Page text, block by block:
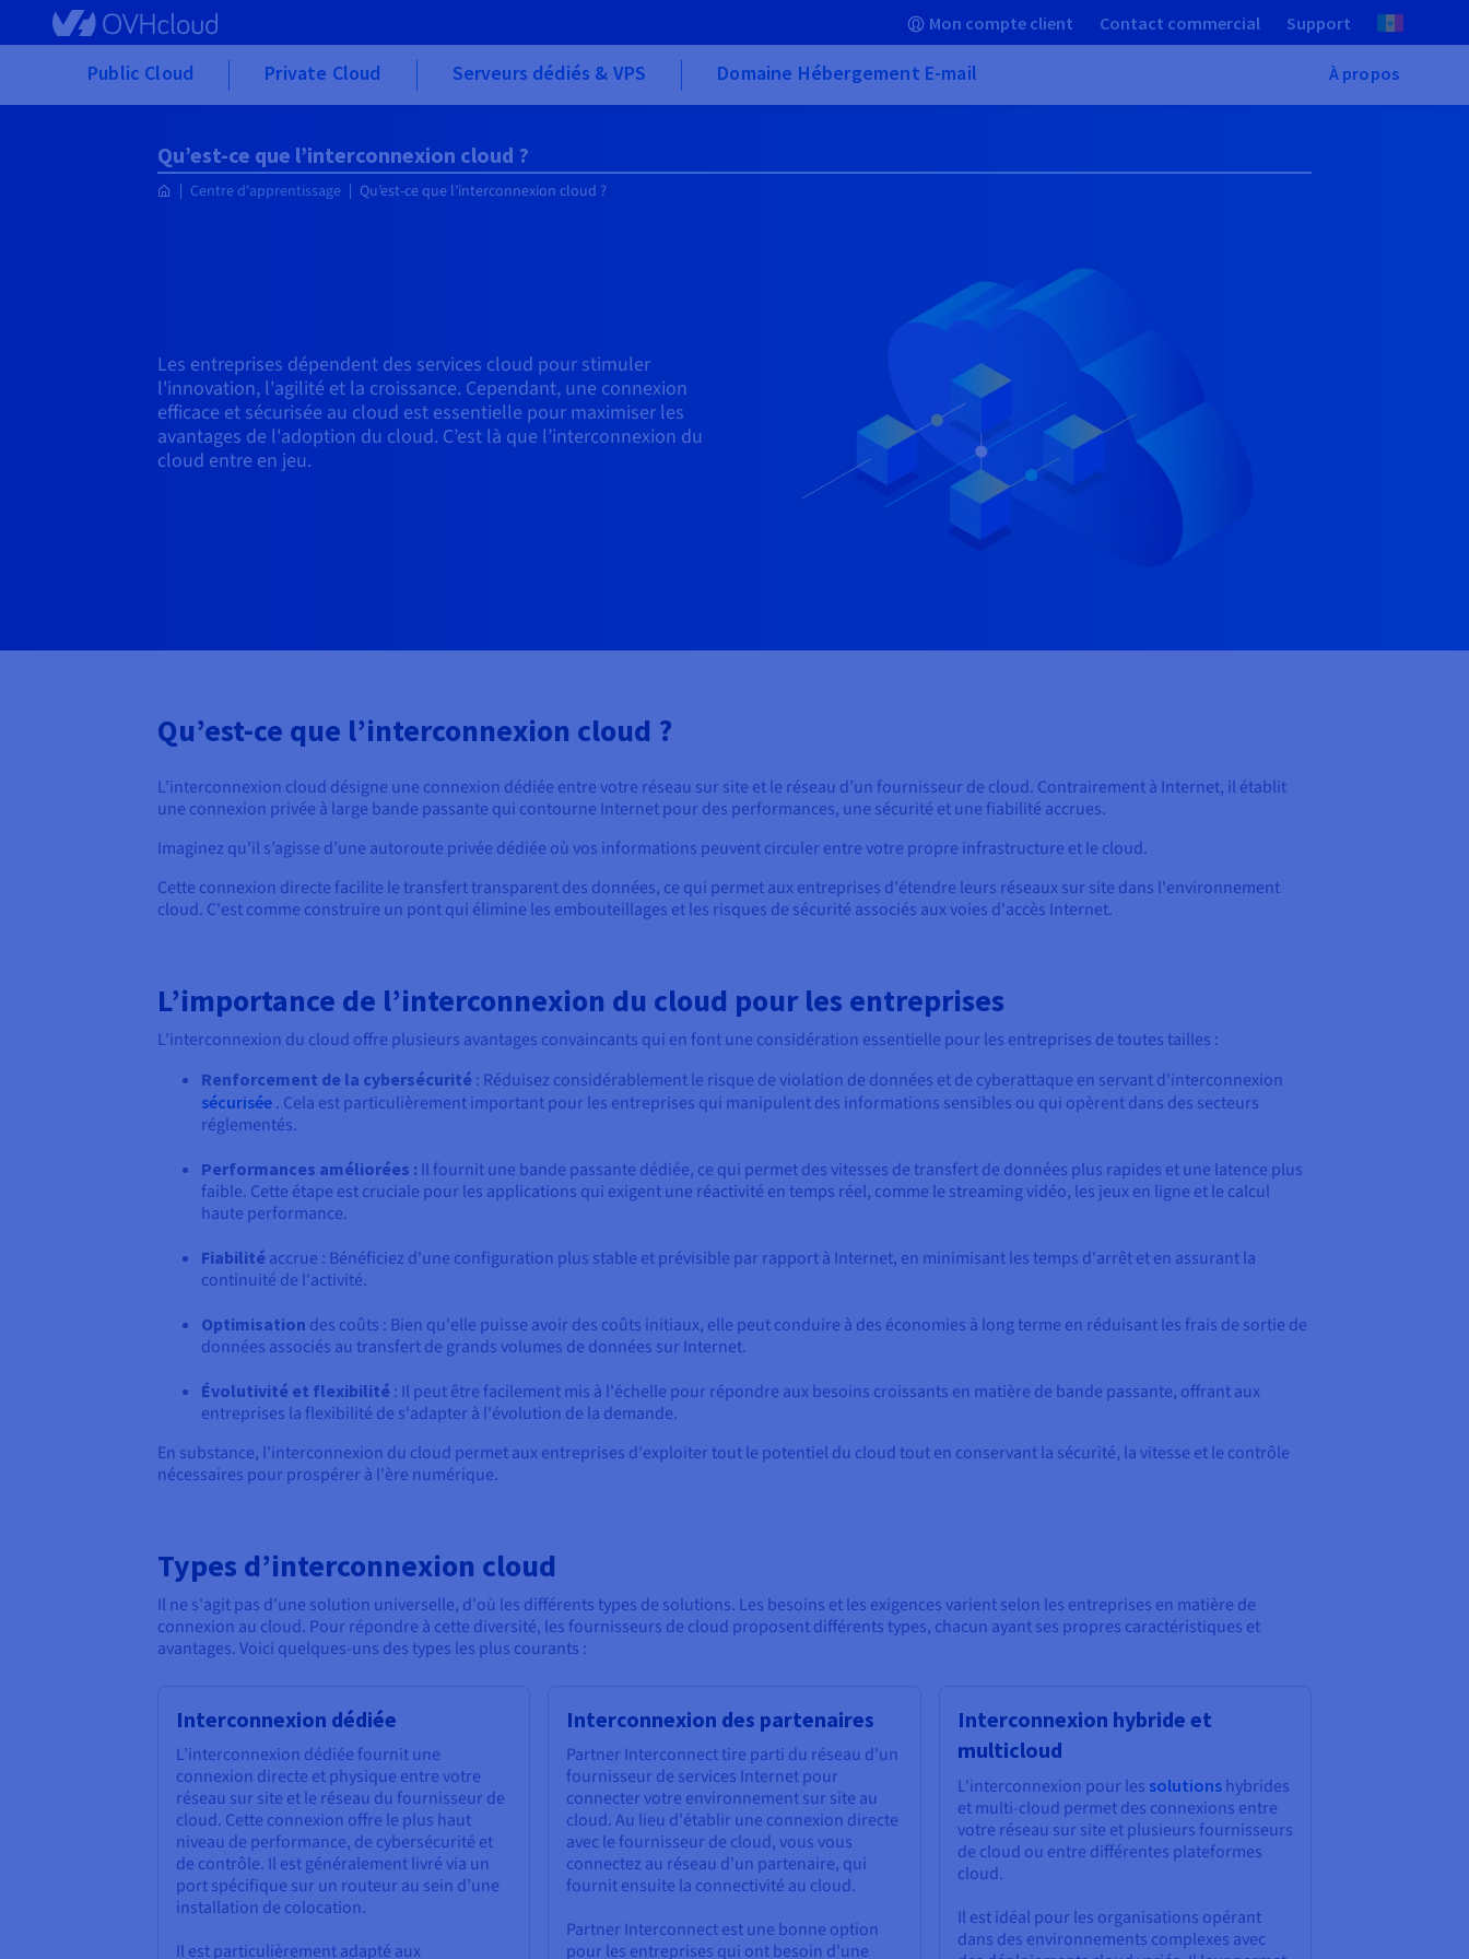
Skip to main content Mon compte client Contact commercial Support
Public Cloud Private Cloud Serveurs dédiés & VPS Domaine Hébergement E-mail À propos
Qu’est-ce que l’interconnexion cloud ?
Centre d'apprentissage Qu’est-ce que l’interconnexion cloud ?
Les entreprises dépendent des services cloud pour stimuler
l'innovation, l'agilité et la croissance. Cependant, une connexion
efficace et sécurisée au cloud est essentielle pour maximiser les
avantages de l'adoption du cloud. C’est là que l’interconnexion du
cloud entre en jeu.
Qu’est-ce que l’interconnexion cloud ?
L’interconnexion cloud désigne une connexion dédiée entre votre réseau sur site et le réseau d’un fournisseur de cloud. Contrairement à Internet, il établit
une connexion privée à large bande passante qui contourne Internet pour des performances, une sécurité et une fiabilité accrues.
Imaginez qu’il s’agisse d’une autoroute privée dédiée où vos informations peuvent circuler entre votre propre infrastructure et le cloud.
Cette connexion directe facilite le transfert transparent des données, ce qui permet aux entreprises d'étendre leurs réseaux sur site dans l'environnement
cloud. C'est comme construire un pont qui élimine les embouteillages et les risques de sécurité associés aux voies d'accès Internet.
L’importance de l’interconnexion du cloud pour les entreprises
L’interconnexion du cloud offre plusieurs avantages convaincants qui en font une considération essentielle pour les entreprises de toutes tailles :
Renforcement de la cybersécurité : Réduisez considérablement le risque de violation de données et de cyberattaque en servant d'interconnexion
sécurisée . Cela est particulièrement important pour les entreprises qui manipulent des informations sensibles ou qui opèrent dans des secteurs
réglementés.
Performances améliorées : Il fournit une bande passante dédiée, ce qui permet des vitesses de transfert de données plus rapides et une latence plus
faible. Cette étape est cruciale pour les applications qui exigent une réactivité en temps réel, comme le streaming vidéo, les jeux en ligne et le calcul
haute performance.
Fiabilité accrue : Bénéficiez d'une configuration plus stable et prévisible par rapport à Internet, en minimisant les temps d'arrêt et en assurant la
continuité de l'activité.
Optimisation des coûts : Bien qu'elle puisse avoir des coûts initiaux, elle peut conduire à des économies à long terme en réduisant les frais de sortie de
données associés au transfert de grands volumes de données sur Internet.
Évolutivité et flexibilité : Il peut être facilement mis à l'échelle pour répondre aux besoins croissants en matière de bande passante, offrant aux
entreprises la flexibilité de s'adapter à l'évolution de la demande.
En substance, l'interconnexion du cloud permet aux entreprises d'exploiter tout le potentiel du cloud tout en conservant la sécurité, la vitesse et le contrôle
nécessaires pour prospérer à l'ère numérique.
Types d’interconnexion cloud
Il ne s'agit pas d'une solution universelle, d'où les différents types de solutions. Les besoins et les exigences varient selon les entreprises en matière de
connexion au cloud. Pour répondre à cette diversité, les fournisseurs de cloud proposent différents types, chacun ayant ses propres caractéristiques et
avantages. Voici quelques-uns des types les plus courants :
Interconnexion dédiée
L’interconnexion dédiée fournit une
connexion directe et physique entre votre
réseau sur site et le réseau du fournisseur de
cloud. Cette connexion offre le plus haut
niveau de performance, de cybersécurité et
de contrôle. Il est généralement livré via un
port spécifique sur un routeur au sein d’une
installation de colocation.
Il est particulièrement adapté aux
Interconnexion des partenaires
Partner Interconnect tire parti du réseau d'un
fournisseur de services Internet pour
connecter votre environnement sur site au
cloud. Au lieu d'établir une connexion directe
avec le fournisseur de cloud, vous vous
connectez au réseau d'un partenaire, qui
fournit ensuite la connectivité au cloud.
Partner Interconnect est une bonne option
pour les entreprises qui ont besoin d'une
Interconnexion hybride et
multicloud
L'interconnexion pour les solutionshybrides
et multi-cloud permet des connexions entre
votre réseau sur site et plusieurs fournisseurs
de cloud ou entre différentes plateformes
cloud.
Il est idéal pour les organisations opérant
dans des environnements complexes avec